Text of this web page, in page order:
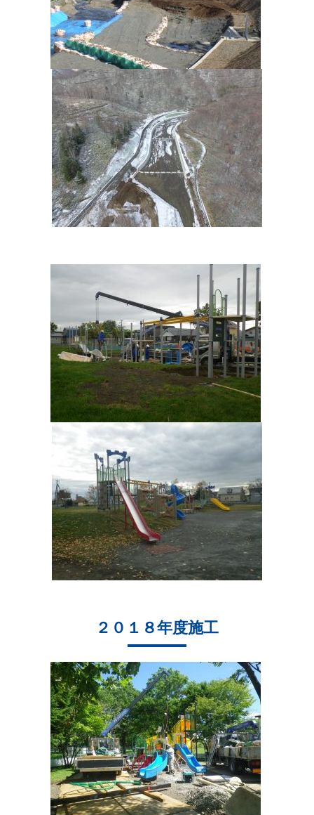
２０１８年度施工